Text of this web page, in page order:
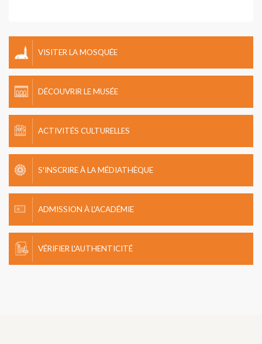
VISITER LA MOSQUÉE
DÉCOUVRIR LE MUSÉE
ACTIVITÉS CULTURELLES
S'INSCRIRE À LA MÉDIATHÈQUE
ADMISSION À L'ACADÉMIE
VÉRIFIER L'AUTHENTICITÉ